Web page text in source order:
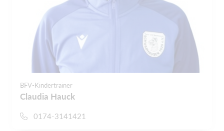
BFV-Kindertrainer
Claudia Hauck
0174-3141421